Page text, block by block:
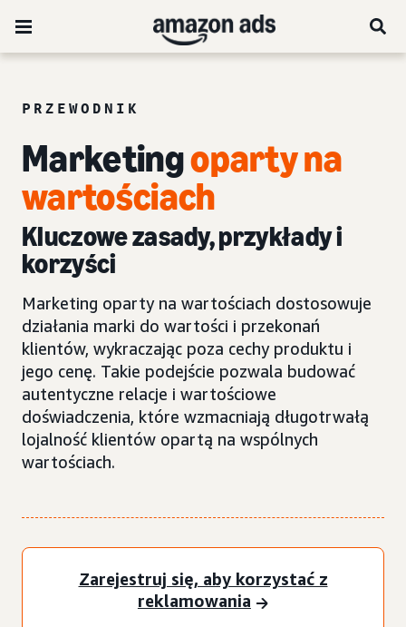
PRZEWODNIK
Marketingoparty na
wartościach
Kluczowe zasady, przykłady i
korzyści
Marketing oparty na wartościach dostosowuje
działania marki do wartości i przekonań
klientów, wykraczając poza cechy produktu i
jego cenę. Takie podejście pozwala budować
autentyczne relacje i wartościowe
doświadczenia, które wzmacniają długotrwałą
lojalność klientów opartą na wspólnych
wartościach.
Zarejestruj się, aby korzystać z
reklamowania